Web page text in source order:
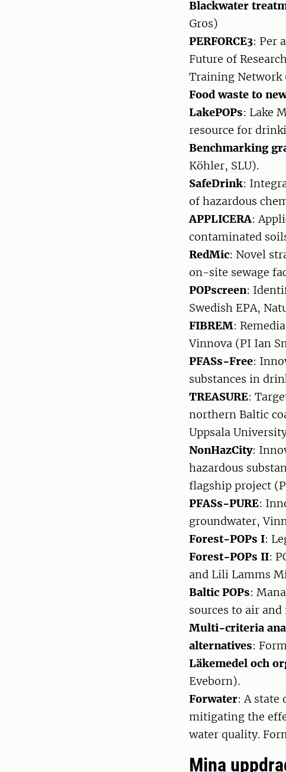
Blackwater
Gros)
PERFORCE3: Per
Future of
Training Network
Food waste to
LakePOPs: Lake
resource for
Benchmarking
Köhler, SLU).
SafeDrink:
of hazardous
APPLICERA:
contaminated
RedMic: Novel
on-site sewage
POPscreen:
Swedish EPA,
FIBREM:
Vinnova (PI Ian
PFASs-Free:
substances in
TREASURE:
northern Baltic
Uppsala
NonHazCity:
hazardous
flagship project
PFASs-PURE:
groundwater,
Forest-POPs I:
Forest-POPs II:
and Lili Lamms
Baltic POPs:
sources to air
Multi-criteria
alternatives:
Läkemedel och
Eveborn).
Forwater: A state
mitigating the
water quality.
Mina